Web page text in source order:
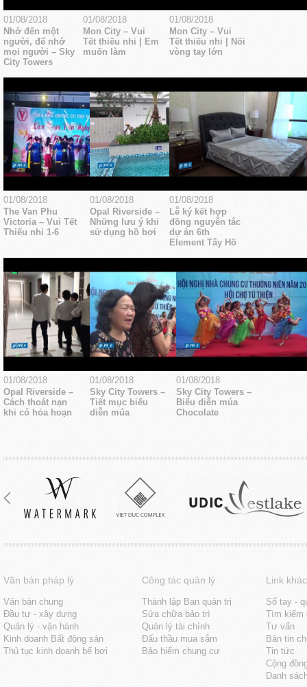
01/08/2018
Nhớ đến một
người, để nhớ
mọi người – Sky
City Towers
01/08/2018
Mon City – Vui
Tết thiếu nhi | Em
muốn làm
01/08/2018
Mon City – Vui
Tết thiếu nhi | Nối
vòng tay lớn
01/08/2018
The Van Phu
Victoria – Vui Tết
Thiếu nhi 1-6
01/08/2018
Opal Riverside –
Những lưu ý khi
sử dụng hồ bơi
01/08/2018
Lễ ký kết hợp
đồng nguyễn tắc
dự án 6th
Element Tây Hồ
01/08/2018
Opal Riverside –
Cách thoát nạn
khi có hỏa hoạn
01/08/2018
Sky City Towers –
Tiết mục biểu
diễn múa
01/08/2018
Sky City Towers –
Biểu diễn múa
Chocolate
Văn bản pháp lý
Văn bản chung
Đầu tư - xây dưng
Quản lý - vận hành
Kinh doanh Bất động sản
Thủ tục kinh doanh bể bơi
Công tác quản lý
Thành lập Ban quản trị
Sửa chữa bảo trì
Quản lý tài chính
Đấu thầu mua sắm
Bảo hiểm chung cư
Link khác
Sổ tay -
Tìm kiếm
Tư vấn
Bản tin
Tin tức
Cộng
Danh